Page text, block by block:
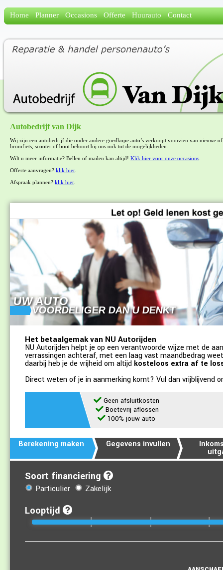
Home Planner Occasions Offerte Huurauto Contact
Autobedrijf van Dijk
Wij zijn een autobedrijf die onder andere goedkope auto’s verkoopt voorzien van nieuwe
bromfiets, scooter of boot behoort bij ons ook tot de mogelijkheden.
Wilt u meer informatie? Bellen of mailen kan altijd! Klik hier voor onze occasions
Offerte aanvragen? klik hier.
Afspraak plannen? klik hier.
UW AUTO
VOORDELIGER DAN U DENKT
Het betaalgemak van NU Autorijden
NU Autorijden helpt je op een verantwoorde wijze met de
verrassingen achteraf, met een laag vast maandbedrag
daarbij heb je de vrijheid om altijd kosteloos extra af te
Direct weten of je in aanmerking komt? Vul dan vrijblijvend
Geen afsluitkosten
Boetevrij aflossen
100% jouw auto
Berekening maken Gegevens invullen
Soort financiering
Particulier Zakelijk
Looptijd